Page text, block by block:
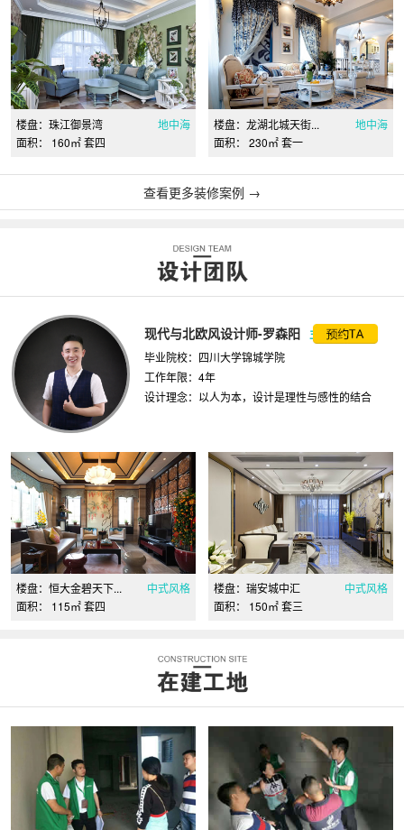
楼盘：珠江御景湾
地中海
面积： 160㎡ 套四
楼盘：龙湖北城天街...
地中海
面积： 230㎡ 套一
查看更多装修案例 →
现代与北欧风设计师-罗森阳 主案设计师
毕业院校：四川大学锦城学院
工作年限：4年
设计理念：以人为本，设计是理性与感性的结合
楼盘：恒大金碧天下...
中式风格
面积： 115㎡ 套四
楼盘：瑞安城中汇
中式风格
面积： 150㎡ 套三